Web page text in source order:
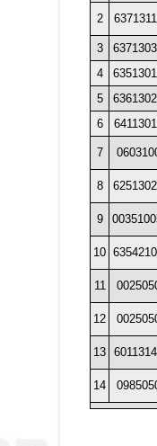
2
3
4
5
6
7
8
9
10
11
12
13
14